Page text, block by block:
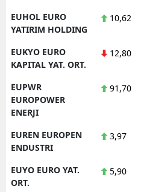
EUHOL EURO
YATIRIM HOLDING
10,62
EUKYO EURO
KAPITAL YAT. ORT.
12,80
EUPWR
EUROPOWER
ENERJI
91,70
EUREN EUROPEN
ENDUSTRI
3,97
EUYO EURO YAT.
ORT.
5,90